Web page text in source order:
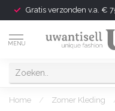
MENU
Home / Zomer Kleding